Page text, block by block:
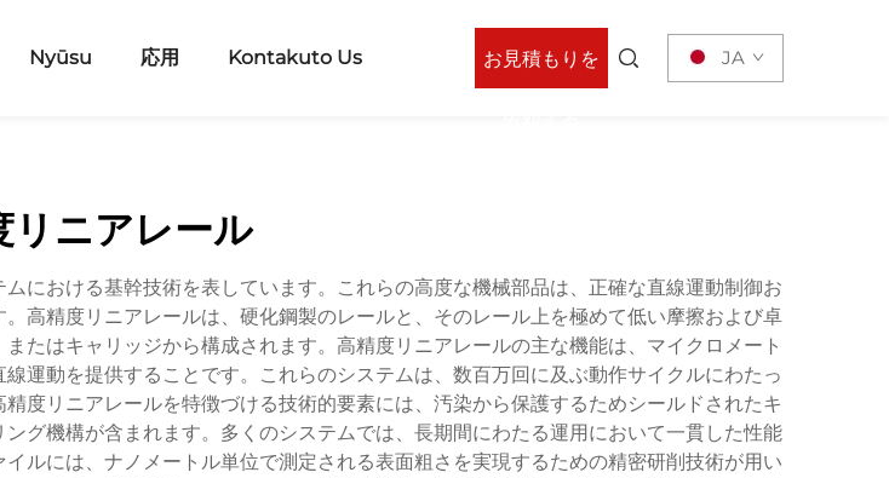
Nyūsu 応用 Kontakuto Us お見積もりを JA
リニアレール
における基幹技術を表しています。これらの高度な機械部品は、正確な直線運動制御お
高精度リニアレールは、硬化鋼製のレールと、そのレール上を極めて低い摩擦および卓
たはキャリッジから構成されます。高精度リニアレールの主な機能は、マイクロメート
運動を提供することです。これらのシステムは、数百万回に及ぶ動作サイクルにわたっ
度リニアレールを特徴づける技術的要素には、汚染から保護するためシールドされたキ
グ機構が含まれます。多くのシステムでは、長期間にわたる運用において一貫した性能
ルには、ナノメートル単位で測定される表面粗さを実現するための精密研削技術が用い